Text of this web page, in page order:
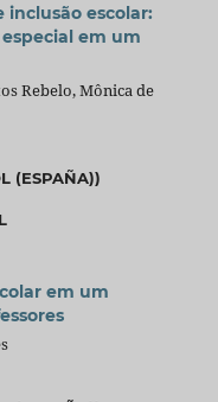
inclusão escolar:
em um
Rebelo, Mônica de
(ESPAÑA))
em um